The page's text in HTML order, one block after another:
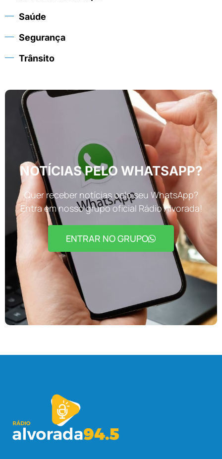
Saúde
Segurança
Trânsito
NOTÍCIAS PELO WHATSAPP?
Quer receber notícias pelo seu WhatsApp?
Entra em nosso grupo oficial Rádio Alvorada!
ENTRAR NO GRUPO